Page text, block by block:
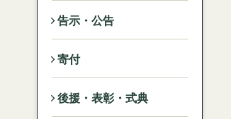
告示・公告
寄付
後援・表彰・式典